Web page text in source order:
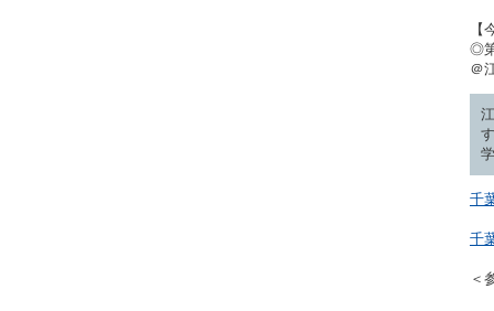
【
◎
＠
千
千
＜